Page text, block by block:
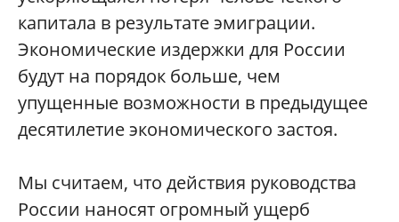
капитала в результате эмиграции.
Экономические издержки для России
будут на порядок больше, чем
упущенные возможности в предыдущее
десятилетие экономического застоя.
Мы считаем, что действия руководства
России наносят огромный ущерб